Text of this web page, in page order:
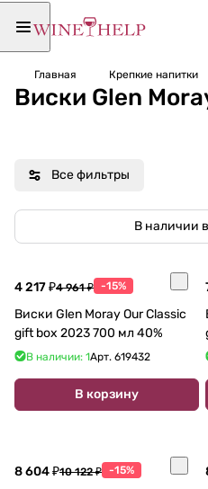
Главная Крепкие напитки
Виски Glen
Все фильтры
В наличии
4 217 ₽4 961 ₽ -15%
Виски Glen Moray Our Classic
gift box 2023 700 мл 40%
В наличии: 1Арт. 619432
В корзину
8 604 ₽10 122 ₽ -15%